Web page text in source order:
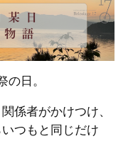
の日。
係者がかけつけ、
つもと同じだけ